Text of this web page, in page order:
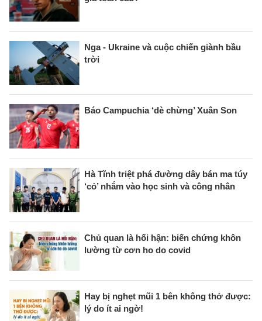
Nga - Ukraine và cuộc chiến giành bầu
trời
Báo Campuchia ‘dè chừng’ Xuân Son
Hà Tĩnh triệt phá đường dây bán ma túy
‘cỏ’ nhắm vào học sinh và công nhân
Chủ quan là hối hận: biến chứng khôn
lường từ cơn ho do covid
Hay bị nghẹt mũi 1 bên không thở được:
lý do ít ai ngờ!